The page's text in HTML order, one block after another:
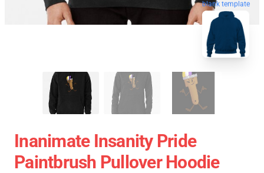
blank template
Inanimate Insanity Pride
Paintbrush Pullover Hoodie